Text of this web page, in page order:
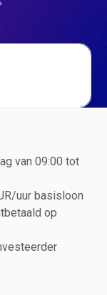
van 09:00 tot
uur basisloon
op